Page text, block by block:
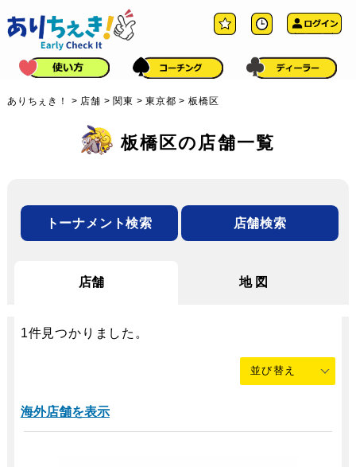
ありちぇき！ > 店舗 > 関東 >東京都 >板橋区
板橋区の店舗一覧
トーナメント検索 店舗検索
店舗 地図
1件見つかりました。
海外店舗を表示